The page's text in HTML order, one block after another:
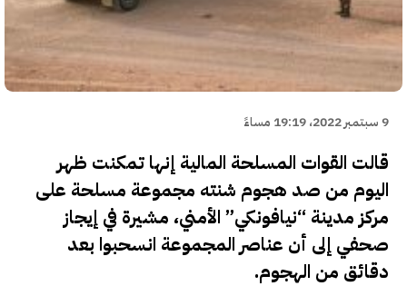
9 سبتمبر 2022، 19:19 مساءً
قالت القوات المسلحة المالية إنها تمكنت ظهر
اليوم من صد هجوم شنته مجموعة مسلحة على
مركز مدينة “نيافونكي” الأمني، مشيرة في إيجاز
صحفي إلى أن عناصر المجموعة انسحبوا بعد
دقائق من الهجوم.